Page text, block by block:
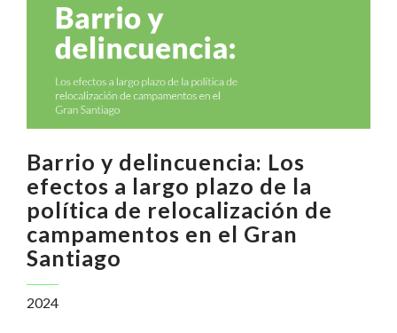
Barrio y delincuencia: Los
efectos a largo plazo de la
política de relocalización de
campamentos en el Gran
Santiago
2024